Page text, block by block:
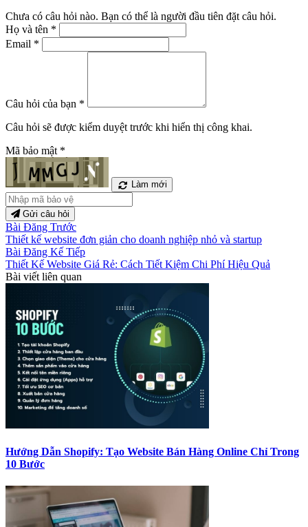
Chưa có câu hỏi nào. Bạn có thể là người đầu tiên đặt câu hỏi.
Họ và tên *
Email *
Câu hỏi của bạn *
Câu hỏi sẽ được kiểm duyệt trước khi hiển thị công khai.
Mã bảo mật *
Làm mới
Gửi câu hỏi
Bài Đăng Trước
Thiết kế website đơn giản cho doanh nghiệp nhỏ và startup
Bài Đăng Kế Tiếp
Thiết Kế Website Giá Rẻ: Cách Tiết Kiệm Chi Phí Hiệu Quả
Bài viết liên quan
Hướng Dẫn Shopify: Tạo Website Bán Hàng Online Chỉ Trong
10 Bước